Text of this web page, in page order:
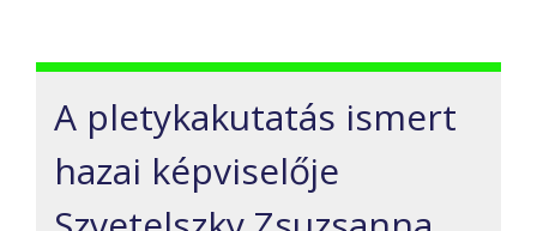
A pletykakutatás ismert
hazai képviselője